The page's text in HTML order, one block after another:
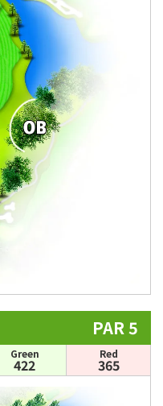
PAR 5
Green
422
Red
365